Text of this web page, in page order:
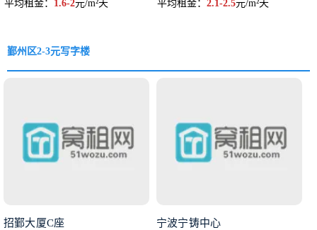
平均租金： 1.6-2元/m²天 平均租金：2.1-2.5元/m²天
鄞州区2-3元写字楼
招鄞大厦C座 宁波宁铸中心